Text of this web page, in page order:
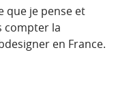
que je pense et
compter la
en France.